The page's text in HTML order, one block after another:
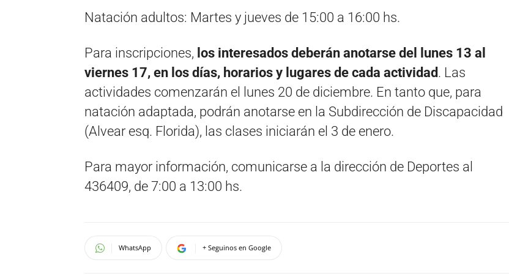
Natación adultos: Martes y jueves de 15:00 a 16:00 hs.
Para inscripciones, los interesados deberán anotarse del lunes 13 al
viernes 17, en los días, horarios y lugares de cada actividad. Las
actividades comenzarán el lunes 20 de diciembre. En tanto que, para
natación adaptada, podrán anotarse en la Subdirección de Discapacidad
(Alvear esq. Florida), las clases iniciarán el 3 de enero.
Para mayor información, comunicarse a la dirección de Deportes al
436409, de 7:00 a 13:00 hs.
WhatsApp + Seguinos en Google